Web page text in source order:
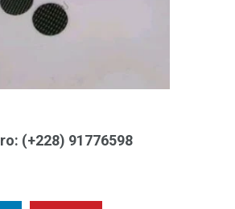
(+228) 91776598